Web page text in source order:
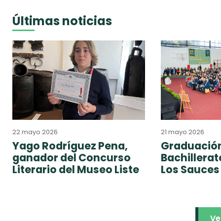
Últimas noticias
22 mayo 2026
Yago Rodríguez Pena,
ganador del Concurso
Literario del Museo Liste
21 mayo 2026
Los